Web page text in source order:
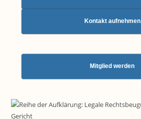
Kontakt aufnehmen
Mitglied werden